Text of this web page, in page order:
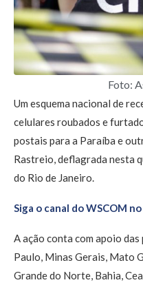
Foto:
Um esquema nacional de
celulares roubados e
postais para a Paraíba e
Rastreio, deflagrada nesta
do Rio de Janeiro.
Siga o canal do WSCOM
A ação conta com apoio
Paulo, Minas Gerais, Mato
Grande do Norte, Bahia,